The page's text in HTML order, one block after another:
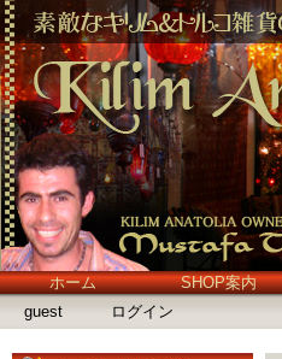
ホーム SHOP案内
guest
ログイン